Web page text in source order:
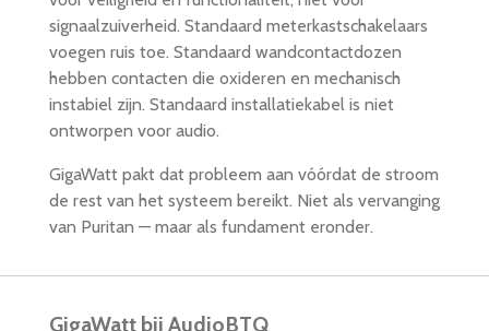
signaalzuiverheid. Standaard meterkastschakelaars
voegen ruis toe. Standaard wandcontactdozen
hebben contacten die oxideren en mechanisch
instabiel zijn. Standaard installatiekabel is niet
ontworpen voor audio.
GigaWatt pakt dat probleem aan vóórdat de stroom
de rest van het systeem bereikt. Niet als vervanging
van Puritan — maar als fundament eronder.
GigaWatt bij AudioBTQ